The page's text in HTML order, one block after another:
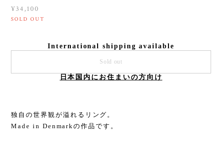
¥34,100
SOLD OUT
International shipping available
Sold out
日本国内にお住まいの方向け
独自の世界観が溢れるリング。
Made in Denmarkの作品です。